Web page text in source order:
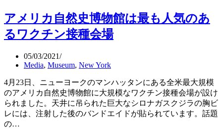
る
チ
ャ
ス
ュ
ー
リ
ツ
ァ
ー
賞
（The
2021
Pulitzer
アメリカ自然史博物館は最も人気のあ
るワクチン接種会場
05/03/2021
Media, Museum, New York
4月23日、ニューヨークのマンハッタンにある全米最大規模
のアメリカ自然史博物館に大規模なワクチン接種会場が設け
られました。天井に吊られた巨大なシロナガスクジラの胸ビ
レには、注射した後のバンドエイドが貼られています。話題
の…